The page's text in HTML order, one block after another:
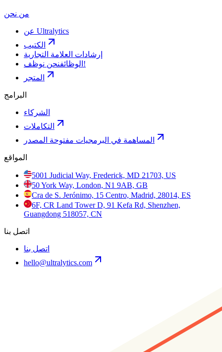
من نحن
عن Ultralytics
الكتيب
إرشادات العلامة التجارية
الوظائف نحن نوظف!
المتجر
البرامج
الشركاء
التكاملات
المساهمة في البرمجيات مفتوحة المصدر
المواقع
5001 Judicial Way, Frederick, MD 21703, US
50 York Way, London, N1 9AB, GB
Cra de S. Jerónimo, 15 Centro, Madrid, 28014, ES
6F, CR Land Tower D, 91 Kefa Rd, Shenzhen,
Guangdong 518057, CN
اتصل بنا
اتصل بنا
hello@ultralytics.com